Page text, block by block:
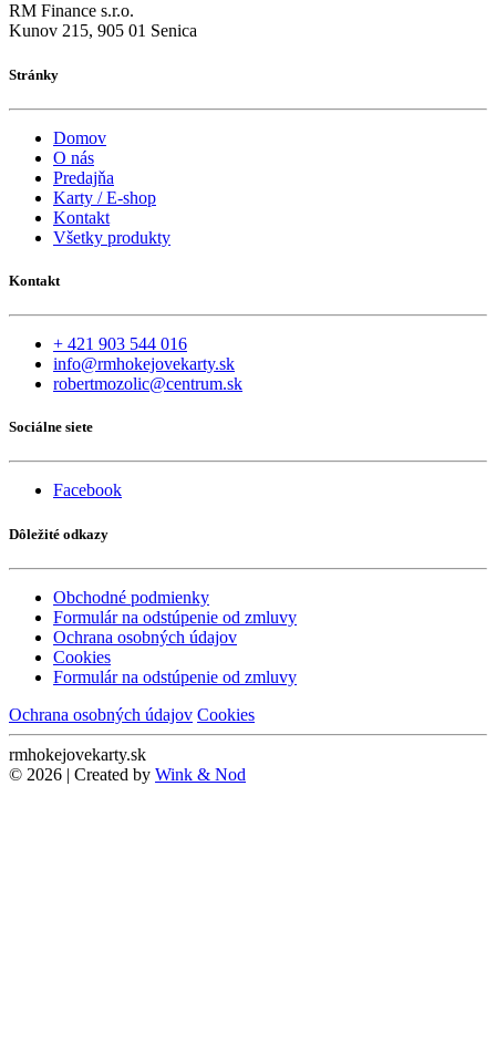
RM Finance s.r.o.
Kunov 215, 905 01 Senica
Stránky
Domov
O nás
Predajňa
Karty / E-shop
Kontakt
Všetky produkty
Kontakt
+ 421 903 544 016
info@rmhokejovekarty.sk
robertmozolic@centrum.sk
Sociálne siete
Facebook
Dôležité odkazy
Obchodné podmienky
Formulár na odstúpenie od zmluvy
Ochrana osobných údajov
Cookies
Formulár na odstúpenie od zmluvy
Ochrana osobných údajov Cookies
rmhokejovekarty.sk
© 2026 | Created by Wink & Nod